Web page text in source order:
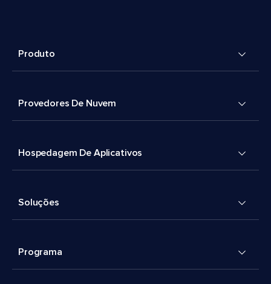
Produto
Provedores De Nuvem
Hospedagem De Aplicativos
Soluções
Programa